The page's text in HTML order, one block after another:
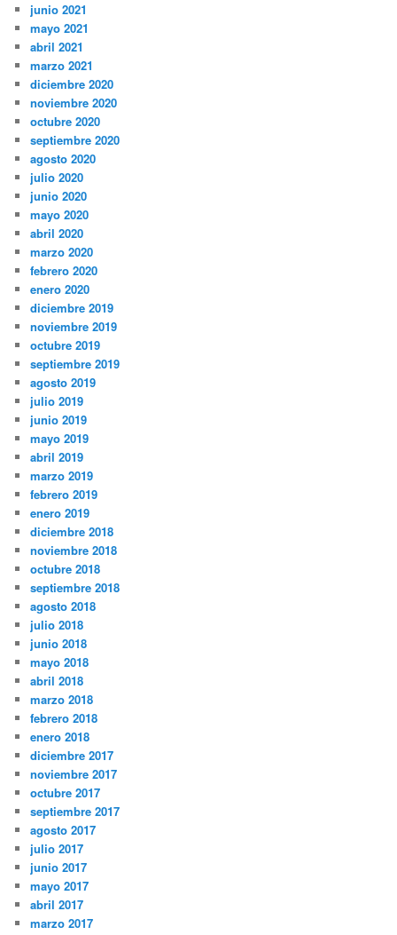
junio 2021
mayo 2021
abril 2021
marzo 2021
diciembre 2020
noviembre 2020
octubre 2020
septiembre 2020
agosto 2020
julio 2020
junio 2020
mayo 2020
abril 2020
marzo 2020
febrero 2020
enero 2020
diciembre 2019
noviembre 2019
octubre 2019
septiembre 2019
agosto 2019
julio 2019
junio 2019
mayo 2019
abril 2019
marzo 2019
febrero 2019
enero 2019
diciembre 2018
noviembre 2018
octubre 2018
septiembre 2018
agosto 2018
julio 2018
junio 2018
mayo 2018
abril 2018
marzo 2018
febrero 2018
enero 2018
diciembre 2017
noviembre 2017
octubre 2017
septiembre 2017
agosto 2017
julio 2017
junio 2017
mayo 2017
abril 2017
marzo 2017